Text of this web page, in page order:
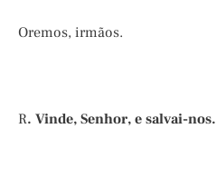
Oremos, irmãos.
R. Vinde, Senhor, e salvai-nos.